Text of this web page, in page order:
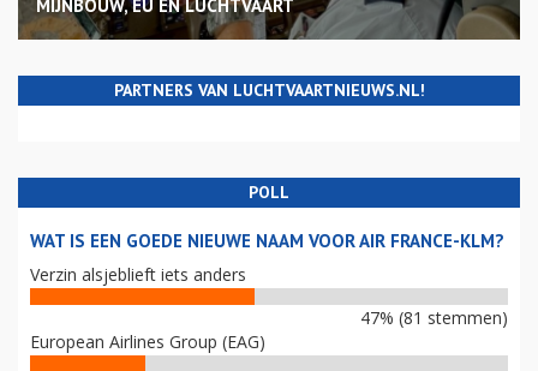
MIJNBOUW, EU EN LUCHTVAART
PARTNERS VAN LUCHTVAARTNIEUWS.NL!
POLL
WAT IS EEN GOEDE NIEUWE NAAM VOOR AIR FRANCE-KLM?
Verzin alsjeblieft iets anders
47% (81 stemmen)
European Airlines Group (EAG)